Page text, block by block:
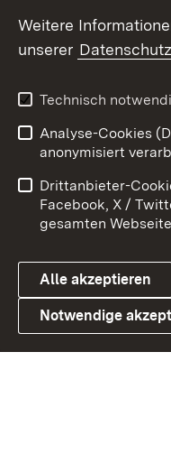
Social Wall
X / Twitter
Youtube
Link zum Landesportal
Benutzungshinweise
Datenschutz
Weitere
unserer
Technisch
Analyse-Cookies
anonymisiert
Drittanbieter-
Facebook, X /
gesamten
Alle akzeptieren
Notwendige